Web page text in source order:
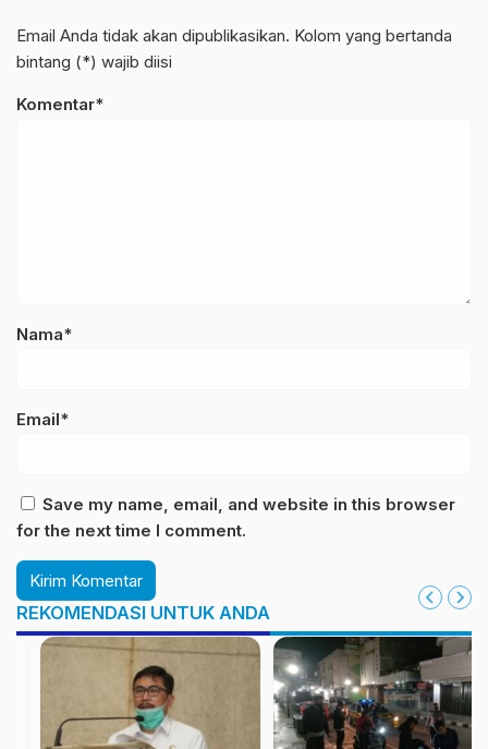
Email Anda tidak akan dipublikasikan. Kolom yang bertanda
bintang (*) wajib diisi
Komentar*
Nama*
Email*
Save my name, email, and website in this browser
for the next time I comment.
REKOMENDASI UNTUK ANDA